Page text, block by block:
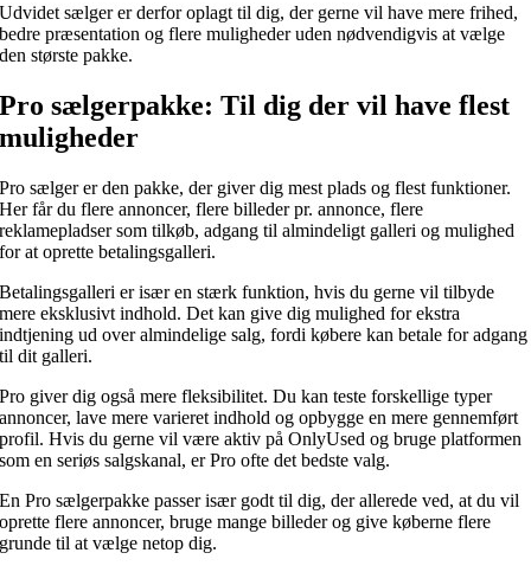
Udvidet sælger er derfor oplagt til dig, der gerne vil have mere frihed,
bedre præsentation og flere muligheder uden nødvendigvis at vælge
den største pakke.
Pro sælgerpakke: Til dig der vil have flest
muligheder
Pro sælger er den pakke, der giver dig mest plads og flest funktioner.
Her får du flere annoncer, flere billeder pr. annonce, flere
reklamepladser som tilkøb, adgang til almindeligt galleri og mulighed
for at oprette betalingsgalleri.
Betalingsgalleri er især en stærk funktion, hvis du gerne vil tilbyde
mere eksklusivt indhold. Det kan give dig mulighed for ekstra
indtjening ud over almindelige salg, fordi købere kan betale for adgang
til dit galleri.
Pro giver dig også mere fleksibilitet. Du kan teste forskellige typer
annoncer, lave mere varieret indhold og opbygge en mere gennemført
profil. Hvis du gerne vil være aktiv på OnlyUsed og bruge platformen
som en seriøs salgskanal, er Pro ofte det bedste valg.
En Pro sælgerpakke passer især godt til dig, der allerede ved, at du vil
oprette flere annoncer, bruge mange billeder og give køberne flere
grunde til at vælge netop dig.